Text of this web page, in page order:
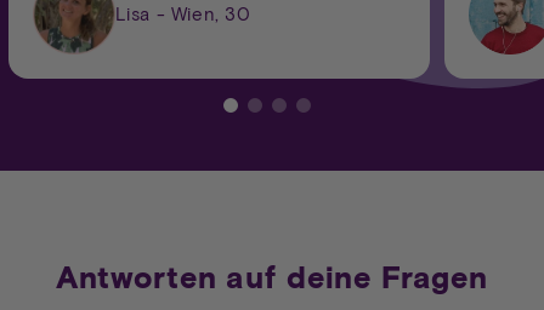
Lisa - Wien, 30
Antworten auf deine Fragen